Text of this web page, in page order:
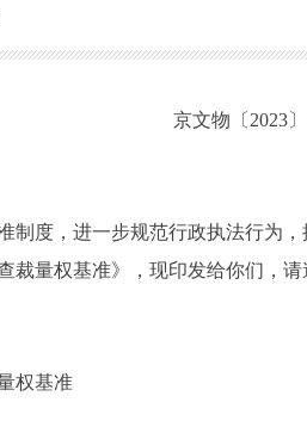
京文物〔2023
度，进一步规范行政执法行为，
量权基准》，现印发给你们，请
权基准